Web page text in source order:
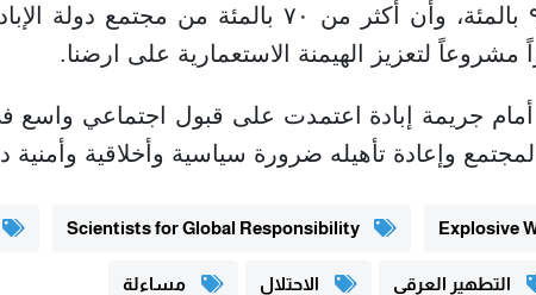
العشوائي تجاوز ٩٠ بالمئة، وأن أكثر من ٧٠ بالمئة
مشروعاً لتعزيز الهيمنة الاستعمارية على ارضنا.
جريمة إبادة اعتمدت على قبول اجتماعي واسع في
وإعادة تأهيله ضرورة سياسية وأخلاقية وأمنية
Scientists for Global Responsibility
التطهير العرقي الاحتلال مساءلة